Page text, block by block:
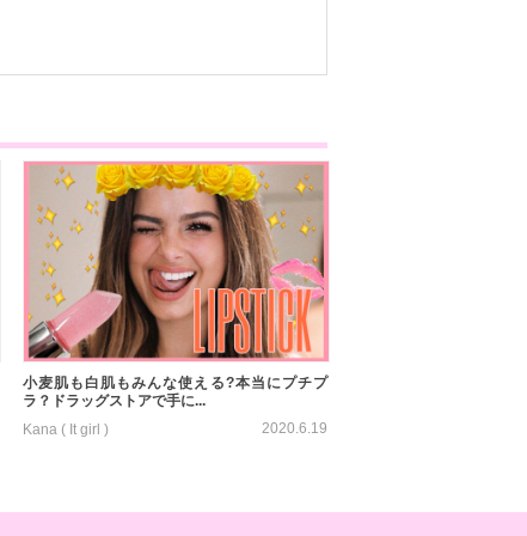
小麦肌も白肌もみんな使える?本当にプチプ
ラ？ドラッグストアで手に...
Kana ( It girl )
2020.6.19